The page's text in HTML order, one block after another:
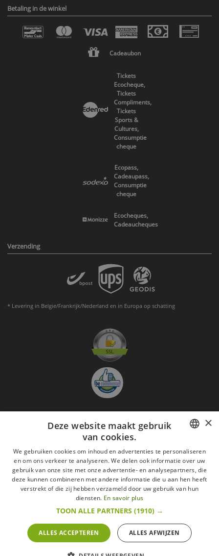
Betaling in de winkel
Cadeaubon
Tickets
Ecocheque,
Tickets
Compliments,
Tickets
Sports &
Cultures,
Consumptie
cheque
Ecopass,
Cadeaupass,
Consumptie
cheque
Ecocheques,
Cadeaucheques
Verzending
* Levering in Belgie/Frankrijk/Nederland en in Europa op schatting
Aanmelden nieuwsbrief
GO
Ik ga akkoord metde Wettelijke vermeldingen
Alle merken
Algemene verkoopsvoorwaarden
Wettelijke vermeldingen
withdrawal rights
Veelgestelde vragen
Alle rechten voorbehouden ©2015 Les Secrets du Chef/Alle prijzen op deze website
zijn met alle belastingen inbegrepen.
De Belgische wetgeving van 6 april 2010 geeft de consument het recht om binnen 14
werkdagen op een aankoop terug te komen.
FRENCH
ENGLISH
×
Deze website maakt gebruik
van cookies.
We gebruiken cookies om inhoud en advertenties te personaliseren
en om ons verkeer te analyseren. We delen ook informatie over uw
gebruik van onze site met onze advertentie- en analysepartners, die
deze kunnen combineren met andere informatie die u aan hen heeft
verstrekt of die zij hebben verzameld door uw gebruik van hun
diensten. En savoir plus
TOON ALLE PARTNERS (1910) →
ALLES ACCEPTEREN ALLES AFWIJZEN